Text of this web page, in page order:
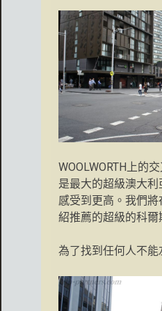
WOOLWORTH上的
是最大的超級澳大
感受到更高。我們
紹推薦的超級的科爾
為了找到任何人不能